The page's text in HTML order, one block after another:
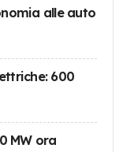
alle auto
600
MW ora